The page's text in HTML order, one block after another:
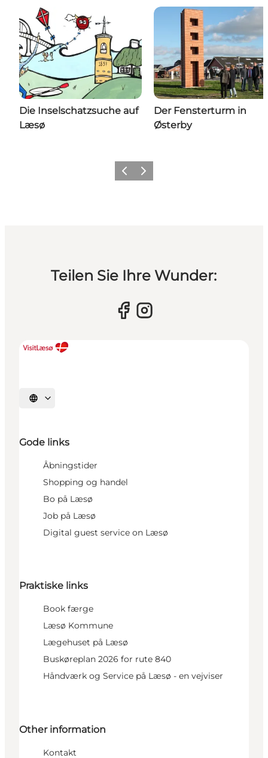
Die Inselschatzsuche auf
Læsø
Der Fensterturm in
Østerby
Vorherige Folie
Nächste Folie
Teilen Sie Ihre Wunder:
Sprache auswählen
Gode links
Åbningstider
Shopping og handel
Bo på Læsø
Job på Læsø
Digital guest service on Læsø
Praktiske links
Book færge
Læsø Kommune
Lægehuset på Læsø
Buskøreplan 2026 for rute 840
Håndværk og Service på Læsø - en vejviser
Other information
Kontakt